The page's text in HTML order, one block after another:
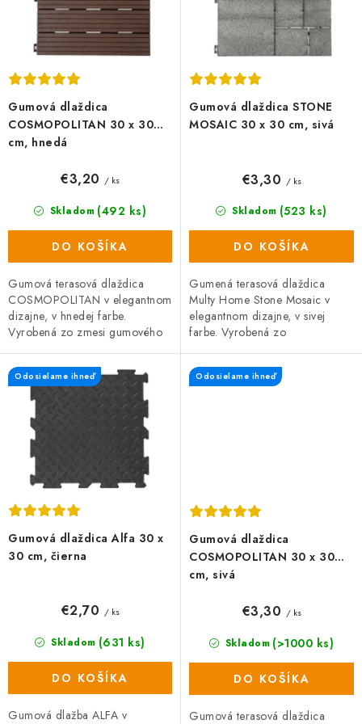
o
v
Gumová dlaždica
COSMOPOLITAN 30 x 30
cm, hnedá
Skladom (492 ks)
€3,20 / ks
DO KOŠÍKA
Gumová terasová dlaždica
COSMOPOLITAN v elegantnom
dizajne, v hnedej farbe.
Vyrobená zo zmesi gumového
zaručuje vysokú odolnosť a
dlhú...
Gumová dlaždica STONE
MOSAIC 30 x 30 cm, sivá
Skladom (523 ks)
€3,30 / ks
DO KOŠÍKA
Gumená terasová dlaždica
Multy Home Stone Mosaic v
elegantnom dizajne, v sivej
farbe. Vyrobená zo
polypropylénu, čo zaručuje
vysokú odolnosť a...
Gumová dlaždica Alfa 30 x
30 cm, čierna
Odosielame ihneď
Skladom (631 ks)
€2,70 / ks
DO KOŠÍKA
Gumová dlažba ALFA v
Gumová dlaždica
COSMOPOLITAN 30 x 30
cm, sivá
Odosielame ihneď
Skladom (>1000 ks)
€3,30 / ks
DO KOŠÍKA
Gumová terasová dlaždica